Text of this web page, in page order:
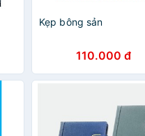
Kẹp bông sản
110.000 đ